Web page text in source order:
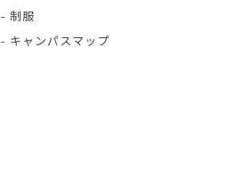
- 制服
- キャンパスマップ